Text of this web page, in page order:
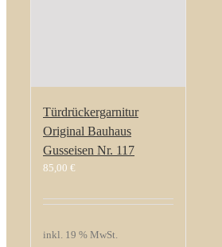
Türdrückergarnitur
Original Bauhaus
Gusseisen Nr. 117
85,00 €
inkl. 19 % MwSt.